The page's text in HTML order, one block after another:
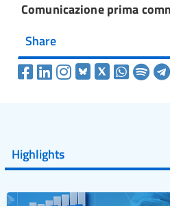
Comunicazione prima
Share
Highlights